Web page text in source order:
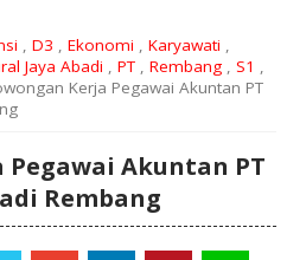
, D3 , Ekonomi , Karyawati ,
Jaya Abadi , PT, Rembang, S1 ,
Kerja Pegawai Akuntan PT
Pegawai Akuntan PT
Rembang